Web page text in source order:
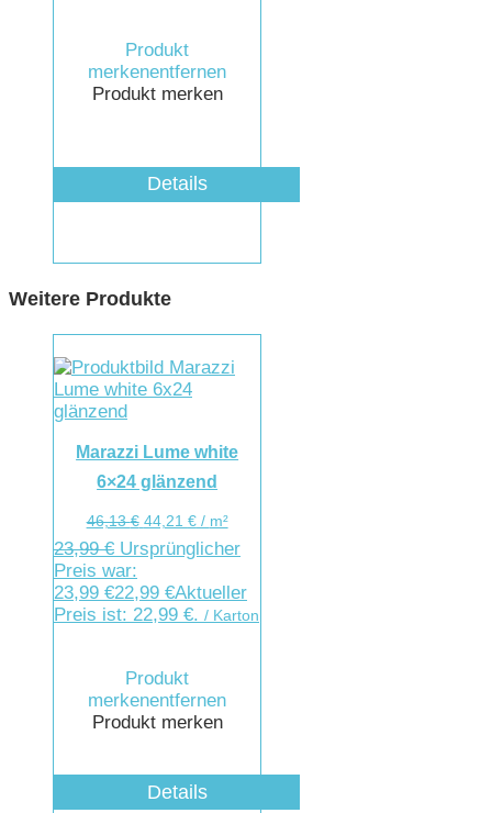
Produkt
merkenentfernen
Produkt merken
Details
Weitere Produkte
Marazzi Lume white
6×24 glänzend
46,13€ 44,21 €/ m²
23,99€ Ursprünglicher
Preis war:
23,99 €22,99 €Aktueller
Preis ist: 22,99 €. / Karton
Produkt
merkenentfernen
Produkt merken
Details